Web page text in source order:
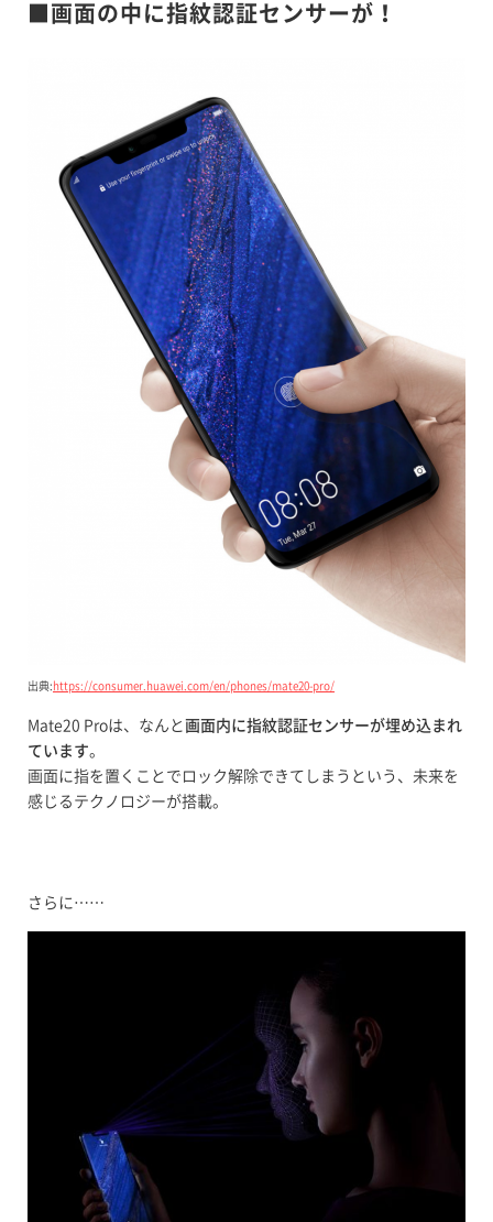
■画面の中に指紋認証センサーが！
出典: https://consumer.huawei.com/en/phones/mate20-pro/
Mate20 Proは、なんと 画面内に指紋認証センサーが埋め込まれ
ています。
画面に指を置くことでロック解除できてしまうという、未来を
感じるテクノロジーが搭載。
さらに……